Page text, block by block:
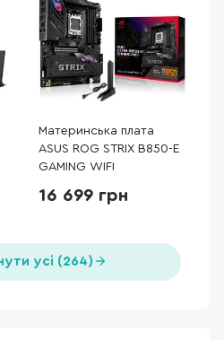
Материнська плата
ASUS ROG STRIX B850-E
GAMING WIFI
16 699 грн
усі (264)